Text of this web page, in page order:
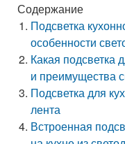
Содержание
Подсветка
особенности
Какая подсветка
и преимущества
Подсветка для
лента
Встроенная